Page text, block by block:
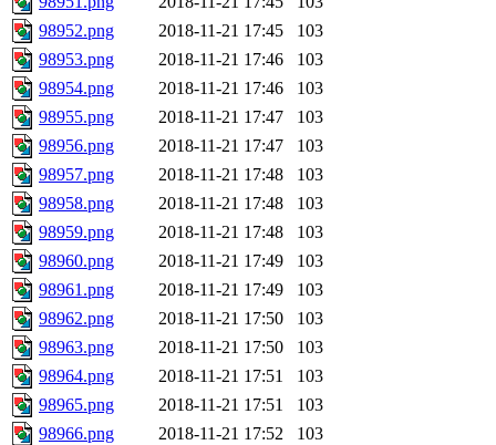
98952.png
2018-11-21 17:45
103
98953.png
2018-11-21 17:46
103
98954.png
2018-11-21 17:46
103
98955.png
2018-11-21 17:47
103
98956.png
2018-11-21 17:47
103
98957.png
2018-11-21 17:48
103
98958.png
2018-11-21 17:48
103
98959.png
2018-11-21 17:48
103
98960.png
2018-11-21 17:49
103
98961.png
2018-11-21 17:49
103
98962.png
2018-11-21 17:50
103
98963.png
2018-11-21 17:50
103
98964.png
2018-11-21 17:51
103
98965.png
2018-11-21 17:51
103
98966.png
2018-11-21 17:52
103